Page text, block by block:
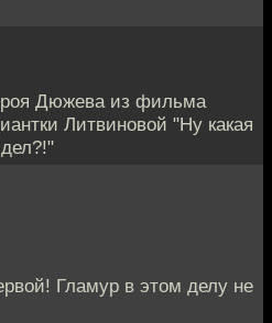
Дюжева из фильма
Литвиновой "Ну какая
Гламур в этом делу не